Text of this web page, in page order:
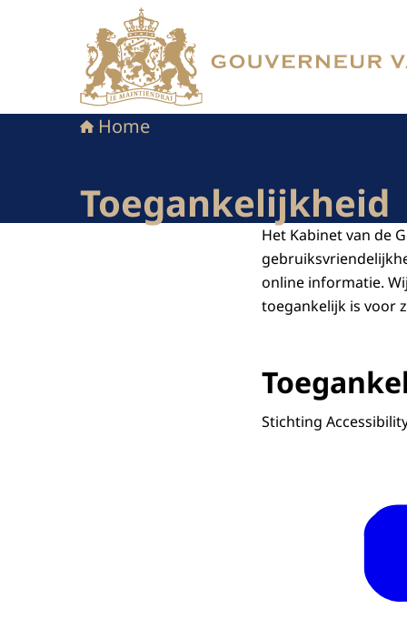
Naar de homepage van Kabinet van de
Home
Toegankelijkheid
Het Kabinet van de
online informatie.
toegankelijk is voor
Stichting